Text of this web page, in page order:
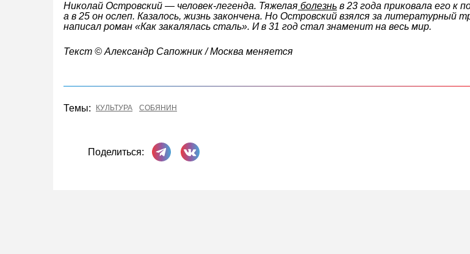
Николай Островский — человек-легенда. Тяжелая болезнь в 23 года приковала его к
а в 25 он ослеп. Казалось, жизнь закончена. Но Островский взялся за литературный
написал роман «Как закалялась сталь». И в 31 год стал знаменит на весь мир.
Текст © Александр Сапожник / Москва меняется
Темы: КУЛЬТУРА СОБЯНИН
Поделиться:
Поделиться в Телеграме
Поделиться ВКонтакте